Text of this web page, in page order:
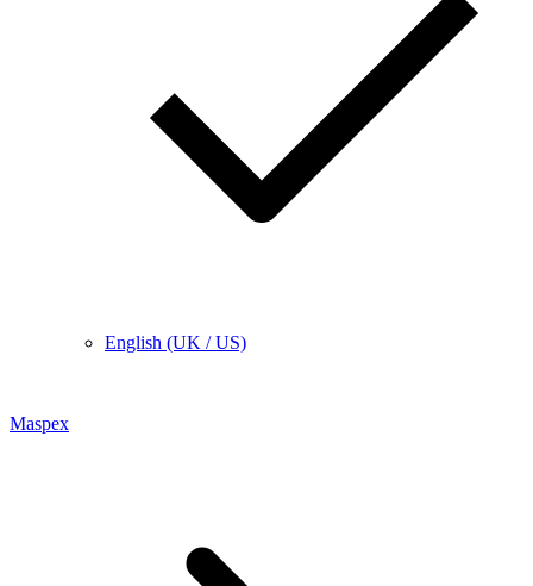
English (UK / US)
Maspex